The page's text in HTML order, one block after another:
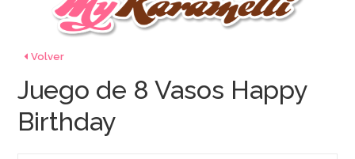
Volver
Juego de 8 Vasos Happy
Birthday